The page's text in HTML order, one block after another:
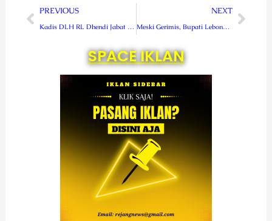
Prev
PREVIOUS
Kadis DLH RL Dhendi Jabat Plt. Direktur RSUD Curup
NEXT
Meski Gerimis, Bupati Lebong Tetap Hadiri Panen Raya MT2 di Garut
Next
SPACE IKLAN